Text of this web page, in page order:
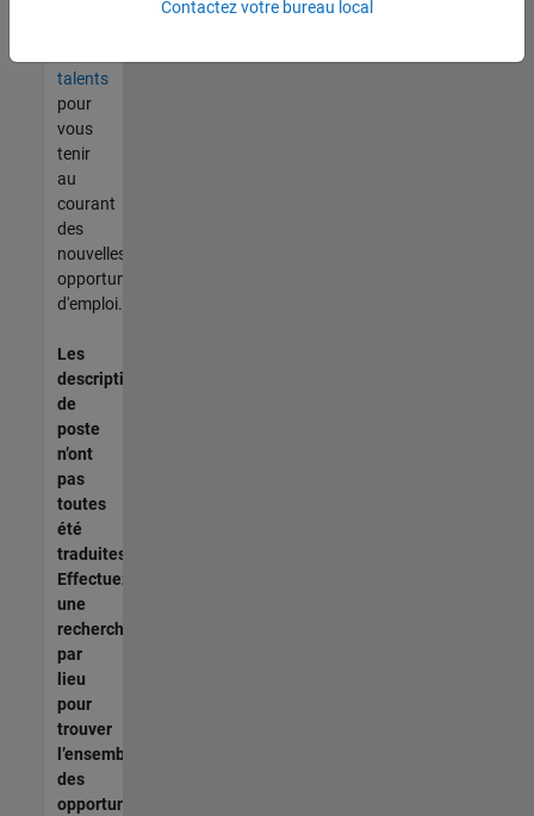
talents
pour
vous
tenir
au
courant
des
nouvelles
opportunités
d'emploi.
Les
descriptions
de
poste
n’ont
pas
toutes
été
traduites.
Effectuez
une
recherche
par
lieu
pour
trouver
l’ensemble
des
opportunités
Contactez votre bureau local